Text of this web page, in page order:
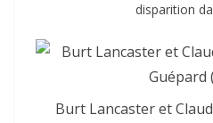
disparition
Burt Lancaster et